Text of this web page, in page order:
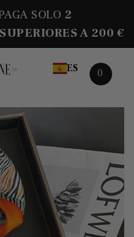
SOLO 2
A 200 €
ES 0